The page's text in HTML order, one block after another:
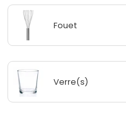
Fouet
Verre(s)